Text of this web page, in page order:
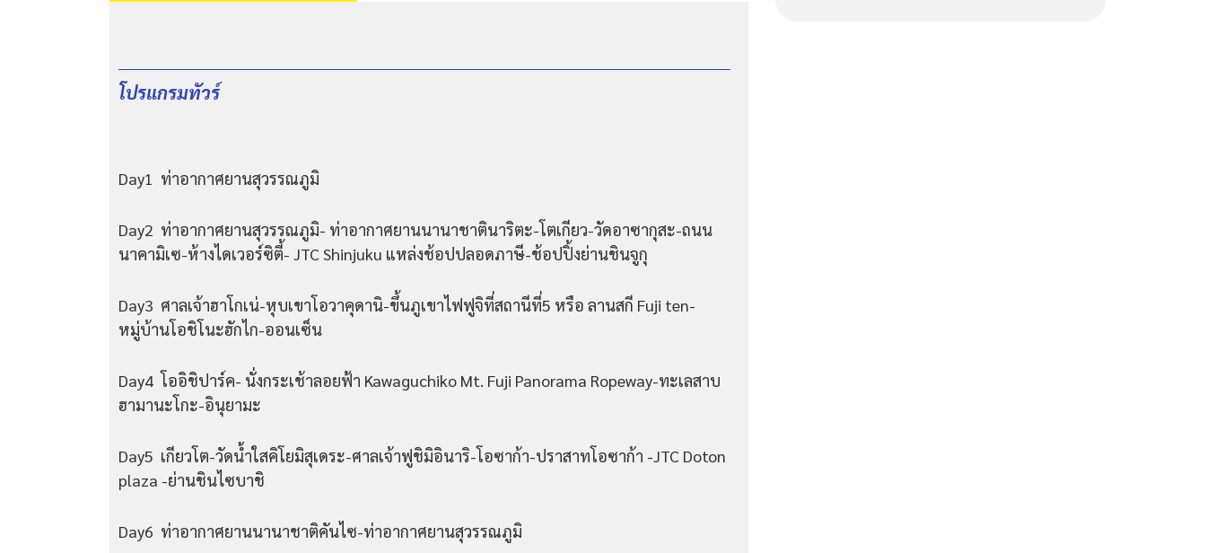
โปรแกรมทัวร์
Day1 ท่าอากาศยานสุวรรณภูมิ
Day2 ท่าอากาศยานสุวรรณภูมิ- ท่าอากาศยานนานาชาตินาริตะ-โตเกียว-วัดอาซากุสะ-ถนน
นาคามิเซ-ห้างไดเวอร์ซิตี้- JTC Shinjuku แหล่งช้อปปลอดภาษี-ช้อปปิ้งย่านชินจูกุ
Day3 ศาลเจ้าฮาโกเน่-หุบเขาโอวาคุดานิ-ขึ้นภูเขาไฟฟูจิที่สถานีที่5 หรือ ลานสกี Fuji ten-
หมู่บ้านโอชิโนะฮักไก-ออนเซ็น
Day4 โออิชิปาร์ค- นั่งกระเช้าลอยฟ้า Kawaguchiko Mt. Fuji Panorama Ropeway-ทะเลสาบ
ฮามานะโกะ-อินุยามะ
Day5 เกียวโต-วัดน้ำใสคิโยมิสุเดระ-ศาลเจ้าฟูชิมิอินาริ-โอซาก้า-ปราสาทโอซาก้า -JTC Doton
plaza -ย่านชินไซบาชิ
Day6 ท่าอากาศยานนานาชาติคันไซ-ท่าอากาศยานสุวรรณภูมิ